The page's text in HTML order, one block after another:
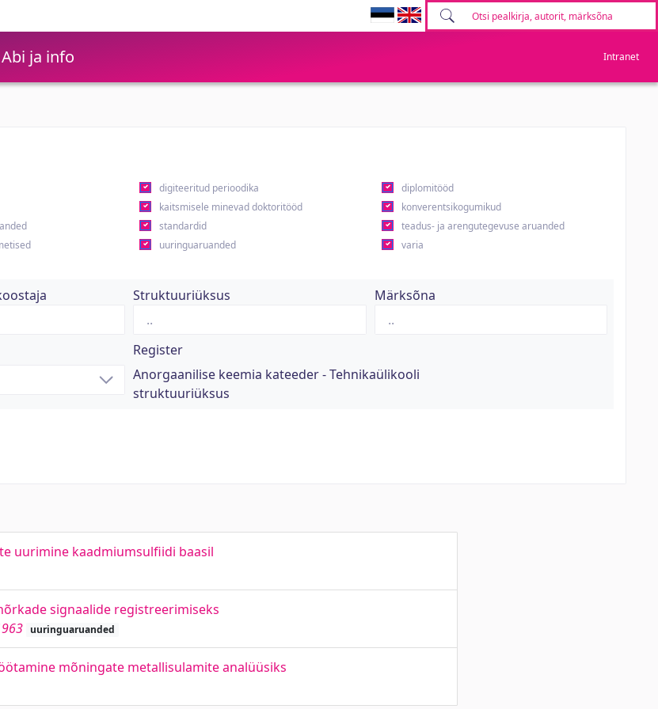
Abi ja info Intranet
digiteeritud perioodika
diplomitööd
kaitsmisele minevad doktoritööd
konverentsikogumikud
standardid
teadus- ja arengutegevuse aruanded
uuringuaruanded
varia
Struktuuriüksus Märksõna
Register
Anorgaanilise keemia kateeder - Tehnikaülikooli
struktuuriüksus
uurimine kaadmiumsulfiidi baasil
signaalide registreerimiseks
uuringuaruanded
mõningate metallisulamite analüüsiks